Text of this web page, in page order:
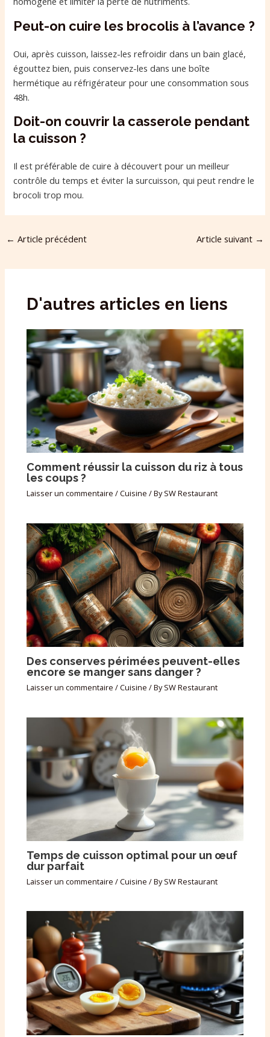
Peut-on cuire les brocolis à l’avance ?
Oui, après cuisson, laissez-les refroidir dans un bain glacé,
égouttez bien, puis conservez-les dans une boîte
hermétique au réfrigérateur pour une consommation sous
48h.
Doit-on couvrir la casserole pendant
la cuisson ?
Il est préférable de cuire à découvert pour un meilleur
contrôle du temps et éviter la surcuisson, qui peut rendre le
brocoli trop mou.
← Article précédent Article suivant →
D'autres articles en liens
Comment réussir la cuisson du riz à tous
les coups ?
Laisser un commentaire /Cuisine / BySW Restaurant
Des conserves périmées peuvent-elles
encore se manger sans danger ?
Laisser un commentaire /Cuisine / BySW Restaurant
Temps de cuisson optimal pour un œuf
dur parfait
Laisser un commentaire /Cuisine / BySW Restaurant